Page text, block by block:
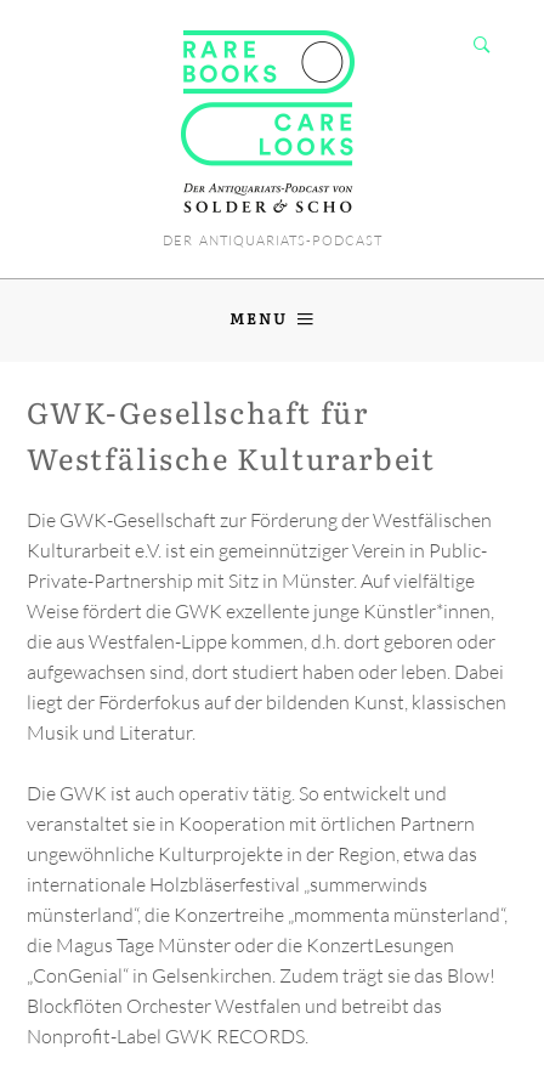
DER ANTIQUARIATS-PODCAST
MENU
GWK-Gesellschaft für
Westfälische Kulturarbeit
Die GWK-Gesellschaft zur Förderung der Westfälischen
Kulturarbeit e.V. ist ein gemeinnütziger Verein in Public-
Private-Partnership mit Sitz in Münster. Auf vielfältige
Weise fördert die GWK exzellente junge Künstler*innen,
die aus Westfalen-Lippe kommen, d.h. dort geboren oder
aufgewachsen sind, dort studiert haben oder leben. Dabei
liegt der Förderfokus auf der bildenden Kunst, klassischen
Musik und Literatur.
Die GWK ist auch operativ tätig. So entwickelt und
veranstaltet sie in Kooperation mit örtlichen Partnern
ungewöhnliche Kulturprojekte in der Region, etwa das
internationale Holzbläserfestival „summerwinds
münsterland“, die Konzertreihe „mommenta münsterland“,
die Magus Tage Münster oder die KonzertLesungen
„ConGenial“ in Gelsenkirchen. Zudem trägt sie das Blow!
Blockflöten Orchester Westfalen und betreibt das
Nonprofit-Label GWK RECORDS.